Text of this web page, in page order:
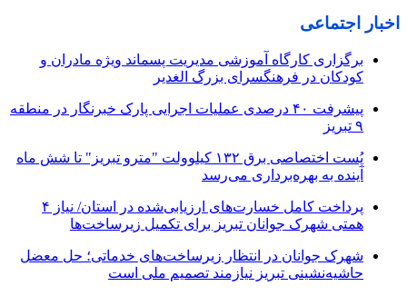
اخبار اجتماعی
برگزاری کارگاه آموزشی مدیریت پسماند ویژه مادران و
کودکان در فرهنگسرای بزرگ الغدیر
پیشرفت ۴۰ درصدی عملیات اجرایی پارک خبرنگار در منطقه
۹ تبریز
پُست اختصاصی برق ۱۳۲ کیلوولت "مترو تبریز" تا شش ماه
آینده به بهره‌برداری می‌رسد
پرداخت کامل خسارت‌های ارزیابی‌شده در استان/ نیاز ۴
همتی شهرک جوانان تبریز برای تکمیل زیرساخت‌ها
شهرک جوانان در انتظار زیرساخت‌های خدماتی؛ حل معضل
حاشیه‌نشینی تبریز نیازمند تصمیم ملی است